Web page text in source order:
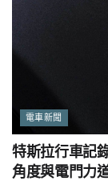
電車新聞
特斯拉行車記
角度與電門力